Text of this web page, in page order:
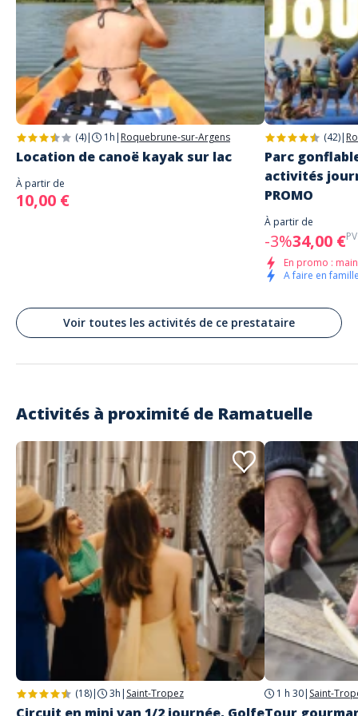
Nautic Loisirs Méditerranée
Boulevard Patch
Ramatuelle
(4)| 1h | Roquebrune-sur-Argens
Location de canoë kayak sur lac
À partir de
10,00 €
(42)|
Parc
activités
PROMO
À partir de
-3%34,00 €
En promo :
A faire en
Voir toutes les activités de ce prestataire
Activités à proximité de Ramatuelle
(18)| 3h | Saint-Tropez 1 h 30| Saint-